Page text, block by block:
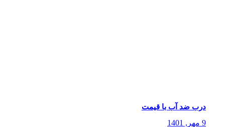
درب ضد آب با قیمت
9 مهر, 1401